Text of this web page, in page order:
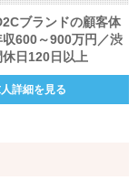
ブランドの顧客体
600～900万円／渋
日120日以上
詳細を見る